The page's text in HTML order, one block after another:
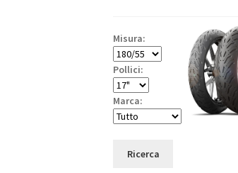
Misura:
Pollici:
Marca:
Ricerca